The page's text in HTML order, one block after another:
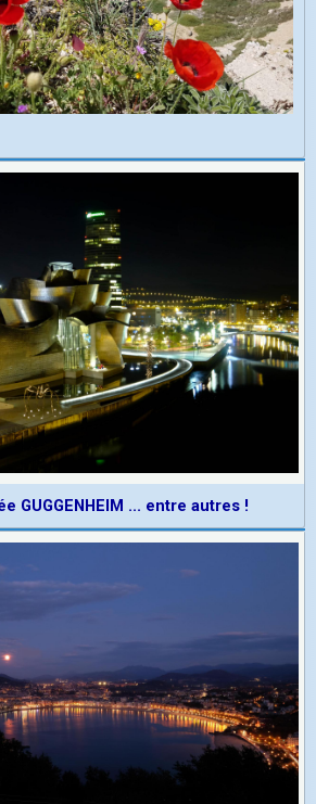
GUGGENHEIM ... entre autres !